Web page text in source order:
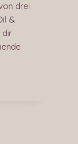
drei
&
dir